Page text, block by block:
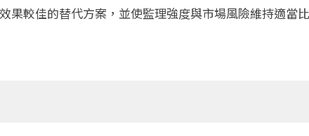
較佳的替代方案，並使監理強度與市場風險維持適當